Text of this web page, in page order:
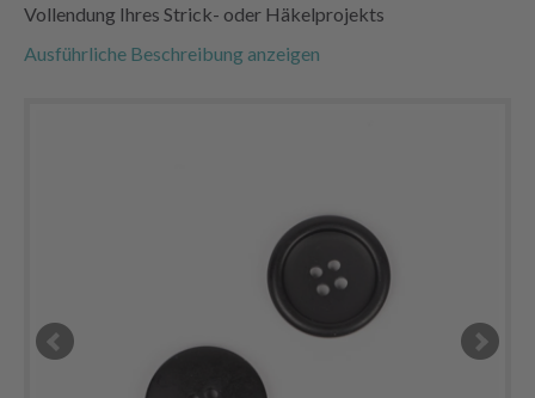
Vollendung Ihres Strick- oder Häkelprojekts
Ausführliche Beschreibung anzeigen